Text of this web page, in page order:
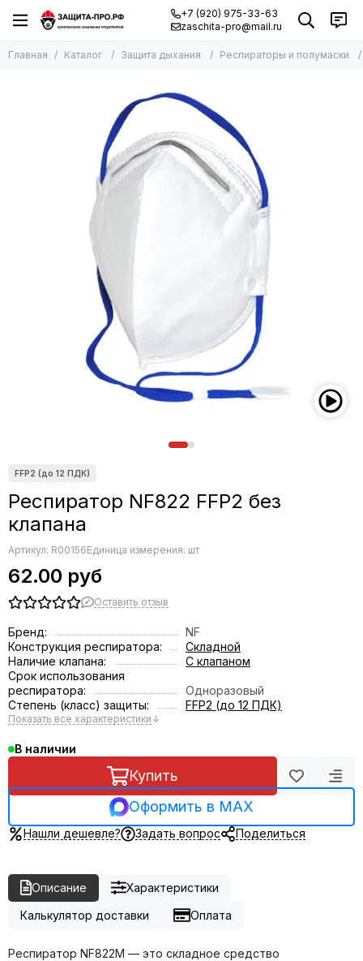
+7 (920) 975-33-63
zaschita-pro@mail.ru
Главная Каталог Защита дыхания Респираторы и полумаски
Респиратор NF822 FFP2 без
клапана
Артикул: R00156Единица измерения: шт
62.00 руб
Оставить отзыв
Бренд:
NF
Конструкция респиратора:
Складной
Наличие клапана:
С клапаном
Срок использования
респиратора:
Одноразовый
Степень (класс) защиты:
FFP2 (до 12 ПДК)
Показать все характеристики ↓
В наличии
Купить
Оформить в MAX
Нашли дешевле? Задать вопрос Поделиться
Описание
Характеристики
Калькулятор доставки
Оплата
Респиратор NF822M — это складное средство